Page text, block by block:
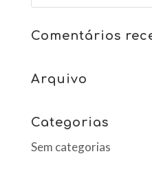
Comentários
Arquivo
Categorias
Sem categorias